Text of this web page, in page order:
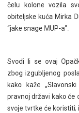
čelu kolone vozila
obiteljske kuća Mirka
“jake snage MUP-a”.
Svodi li se ovaj
zbog izgubljenog
kako kaže
pravnoj državi kako će
svoje tvrtke će koristiti;